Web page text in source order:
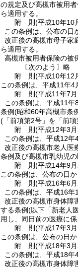
の規定及び高槻市被用
ら適用する。
附 則(平成10年10
この条例は、公布の日
改正後の高槻市母子家
ら適用する。
高槻市被用者保険の被
〔次のよう〕略
附 則(平成10年12
この条例は、平成11年4
附 則(平成11年7
この条例は、平成11年
条例(昭和60年高槻市条
(「前項第2号」を「前
附 則(平成12年3
この条例は、平成12年
改正後の高槻市老人医
条例及び高槻市乳幼児
附 則(平成14年9
この条例は、公布の日か
附 則(平成16年6
この条例は、平成16年
改正後の高槻市身体障
する条例(以下「新老人
用し、同日前の医療に
附 則(平成17年3
この条例は、公布の日か
附 則(平成18年3
この条例は、平成18年
改正後の高槻市身体障